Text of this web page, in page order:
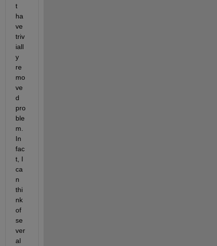
t
ha
ve
triv
iall
y
re
mo
ve
d
pro
ble
m.
In
fac
t, I
ca
n
thi
nk
of
se
ver
al